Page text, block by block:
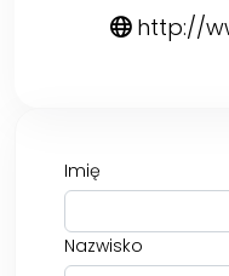
http://
Imię
Nazwisko